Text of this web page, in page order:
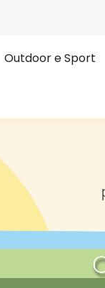
Outdoor e Sport